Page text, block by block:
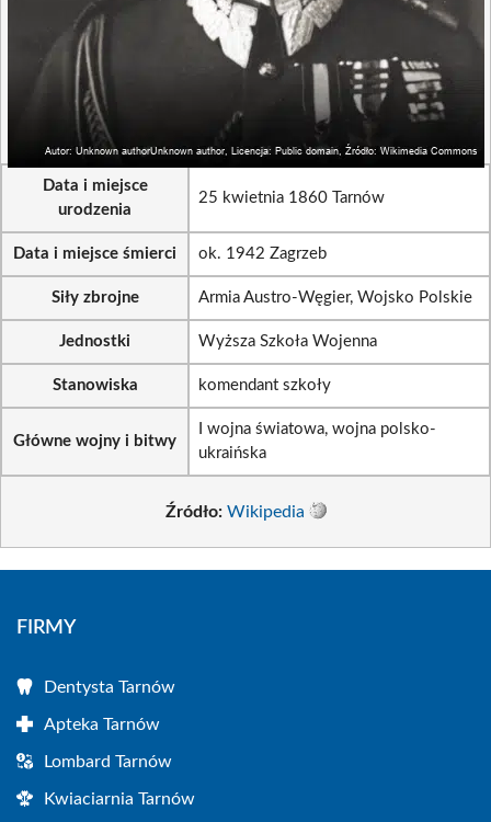
Data i miejsce
urodzenia
25 kwietnia 1860 Tarnów
Data i miejsce śmierci ok. 1942 Zagrzeb
Siły zbrojne Armia Austro-Węgier, Wojsko Polskie
Jednostki Wyższa Szkoła Wojenna
Stanowiska komendant szkoły
Główne wojny i bitwy
I wojna światowa, wojna polsko-
ukraińska
Źródło: Wikipedia
FIRMY
Dentysta Tarnów
Apteka Tarnów
Lombard Tarnów
Kwiaciarnia Tarnów